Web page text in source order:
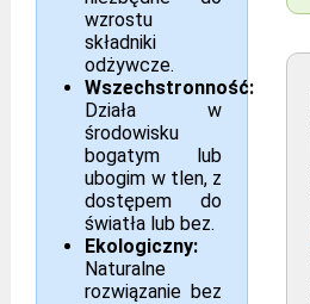
wzrostu
składniki
odżywcze.
Wszechstronność:
Działa w
środowisku
bogatym lub
ubogim w tlen, z
dostępem do
światła lub bez.
Ekologiczny:
Naturalne
rozwiązanie bez